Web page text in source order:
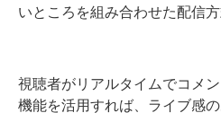
いところを組み合わせた配信方
視聴者がリアルタイムでコメ
機能を活用すれば、ライブ感